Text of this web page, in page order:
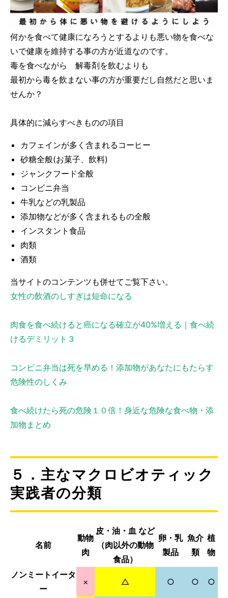
何かを食べて健康になろうとするよりも悪い物を食べな
いで健康を維持する事の方が近道なのです。
毒を食べながら 解毒剤を飲むよりも
最初から毒を飲まない事の方が重要だし自然だと思いま
せんか？
具体的に減らすべきものの項目
カフェインが多く含まれるコーヒー
砂糖全般(お菓子、飲料)
ジャンクフード全般
コンビニ弁当
牛乳などの乳製品
添加物などが多く含まれるもの全般
インスタント食品
肉類
酒類
当サイトのコンテンツも併せてご覧下さい。
女性の飲酒のしすぎは短命になる
肉食を食べ続けると癌になる確立が40%増える｜食べ続
けるデミリット３
コンビニ弁当は死を早める！添加物があなたにもたらす
危険性のしくみ
食べ続けたら死の危険１０倍！身近な危険な食べ物・添
加物まとめ
５．主なマクロビオティック
実践者の分類
名前
動物
肉
皮・油・血 など
（肉以外の動物
食品）
卵・乳
製品
魚介
類
植
物
ノンミートイータ
ー
× △ ○ ○ ○